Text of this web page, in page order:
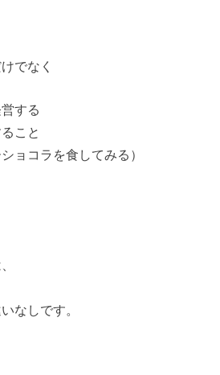
でなく
する
こと
ョコラを食してみる）
なしです。